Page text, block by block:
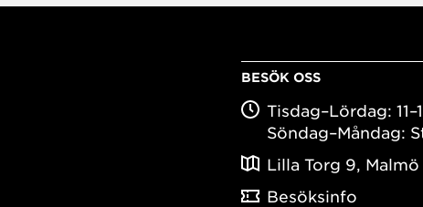
BESÖK OSS
Tisdag–Lördag:
Söndag–Måndag:
Lilla Torg 9, Malmö
Besöksinfo